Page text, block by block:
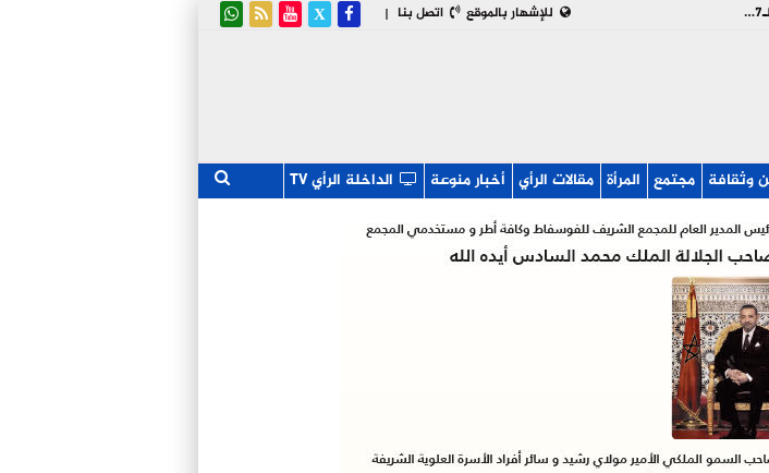
| اتصل بنا للإشهار بالموقع بالفيديو : تدشين وإطلاق مشاريع جديدة بالداخلة تخليداً للذكرى الـ27 لعيد العرش
وثقافة مجتمع المرأة مقالات الرأي أخبار منوعة الداخلة الرأي TV